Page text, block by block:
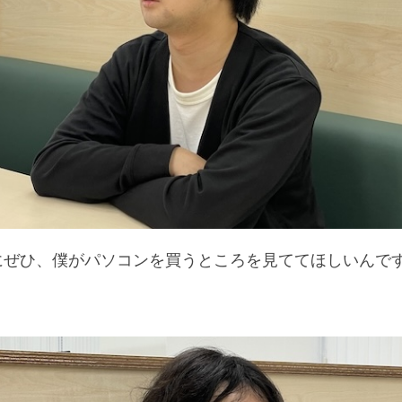
ひ、僕がパソコンを買うところを見ててほしいんで